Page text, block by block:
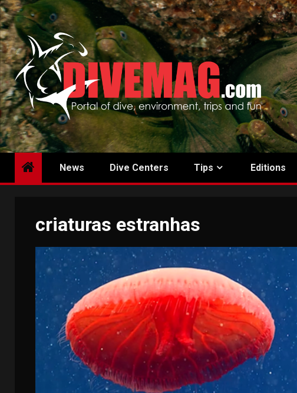
Skip
to
content
News Dive Centers Tips Editions
criaturas estranhas